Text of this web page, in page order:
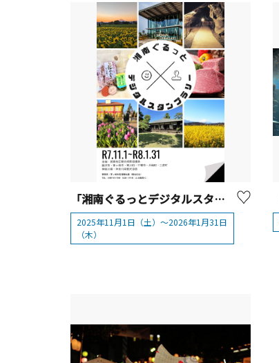
「湘南ぐるっとデジタルスタンプラリー」を開催します！
2025年11月1日（土）～2026年1月31日
（木）